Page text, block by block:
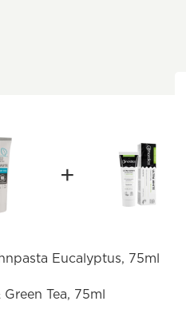
Eucalyptus, 75ml
Tea, 75ml